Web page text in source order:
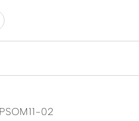
02